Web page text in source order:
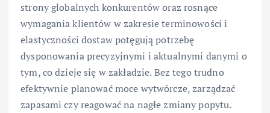
strony globalnych konkurentów oraz rosnące
wymagania klientów w zakresie terminowości i
elastyczności dostaw potęgują potrzebę
dysponowania precyzyjnymi i aktualnymi danymi o
tym, co dzieje się w zakładzie. Bez tego trudno
efektywnie planować moce wytwórcze, zarządzać
zapasami czy reagować na nagłe zmiany popytu.